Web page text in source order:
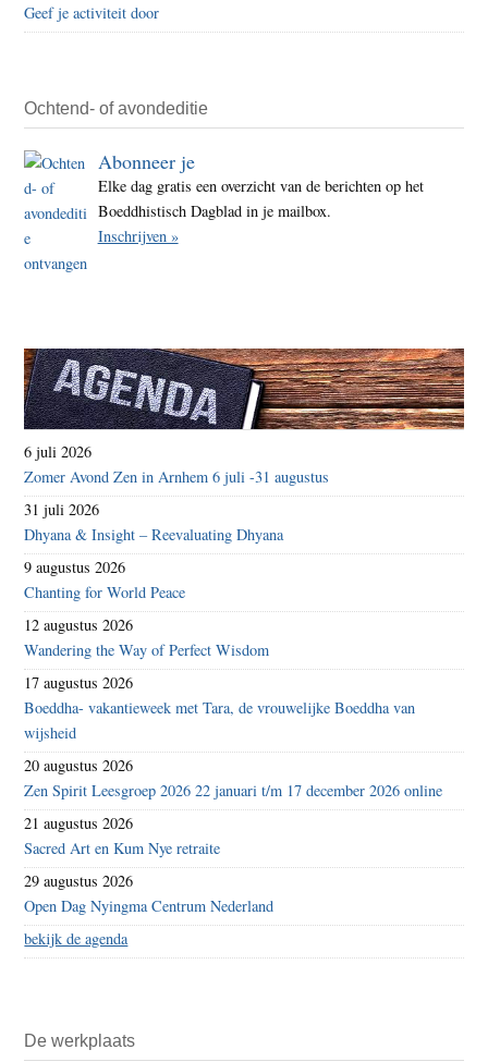
Geef je activiteit door
Ochtend- of avondeditie
Abonneer je
Elke dag gratis een overzicht van de berichten op het
Boeddhistisch Dagblad in je mailbox.
Inschrijven »
6 juli 2026
Zomer Avond Zen in Arnhem 6 juli -31 augustus
31 juli 2026
Dhyana & Insight – Reevaluating Dhyana
9 augustus 2026
Chanting for World Peace
12 augustus 2026
Wandering the Way of Perfect Wisdom
17 augustus 2026
Boeddha- vakantieweek met Tara, de vrouwelijke Boeddha van
wijsheid
20 augustus 2026
Zen Spirit Leesgroep 2026 22 januari t/m 17 december 2026 online
21 augustus 2026
Sacred Art en Kum Nye retraite
29 augustus 2026
Open Dag Nyingma Centrum Nederland
bekijk de agenda
De werkplaats